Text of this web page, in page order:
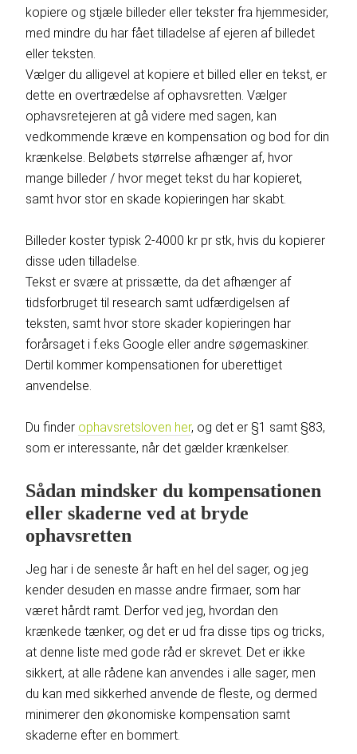
kopiere og stjæle billeder eller tekster fra hjemmesider,
med mindre du har fået tilladelse af ejeren af billedet
eller teksten.
Vælger du alligevel at kopiere et billed eller en tekst, er
dette en overtrædelse af ophavsretten. Vælger
ophavsretejeren at gå videre med sagen, kan
vedkommende kræve en kompensation og bod for din
krænkelse. Beløbets størrelse afhænger af, hvor
mange billeder / hvor meget tekst du har kopieret,
samt hvor stor en skade kopieringen har skabt.
Billeder koster typisk 2-4000 kr pr stk, hvis du kopierer
disse uden tilladelse.
Tekst er svære at prissætte, da det afhænger af
tidsforbruget til research samt udfærdigelsen af
teksten, samt hvor store skader kopieringen har
forårsaget i f.eks Google eller andre søgemaskiner.
Dertil kommer kompensationen for uberettiget
anvendelse.
Du finder ophavsretsloven her, og det er §1 samt §83,
som er interessante, når det gælder krænkelser.
Sådan mindsker du kompensationen
eller skaderne ved at bryde
ophavsretten
Jeg har i de seneste år haft en hel del sager, og jeg
kender desuden en masse andre firmaer, som har
været hårdt ramt. Derfor ved jeg, hvordan den
krænkede tænker, og det er ud fra disse tips og tricks,
at denne liste med gode råd er skrevet. Det er ikke
sikkert, at alle rådene kan anvendes i alle sager, men
du kan med sikkerhed anvende de fleste, og dermed
minimerer den økonomiske kompensation samt
skaderne efter en bommert.